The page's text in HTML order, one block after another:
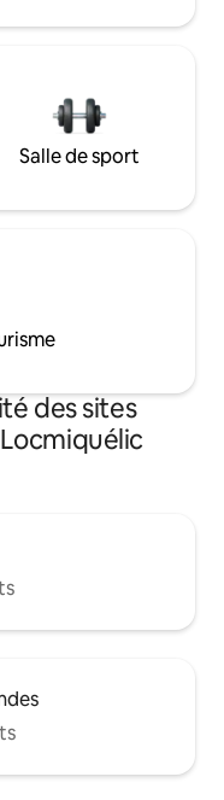
Salle de sport
des sites